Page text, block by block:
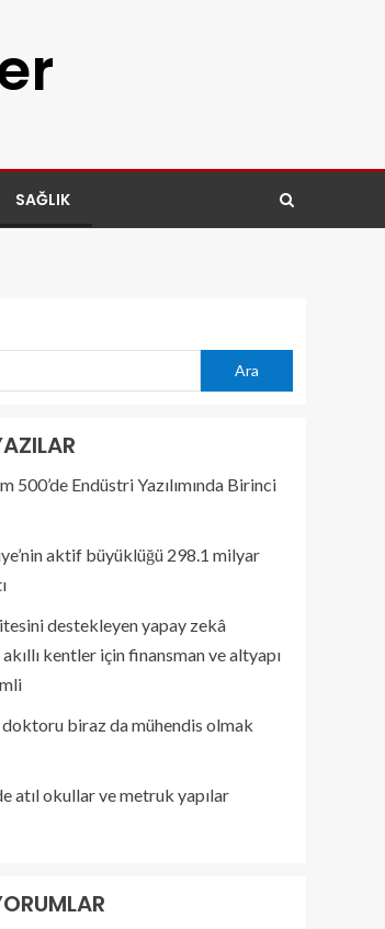
SAĞLIK
Ara
500’de Endüstri Yazılımında Birinci
aktif büyüklüğü 298.1 milyar
destekleyen yapay zekâ
kentler için finansman ve altyapı
biraz da mühendis olmak
atıl okullar ve metruk yapılar